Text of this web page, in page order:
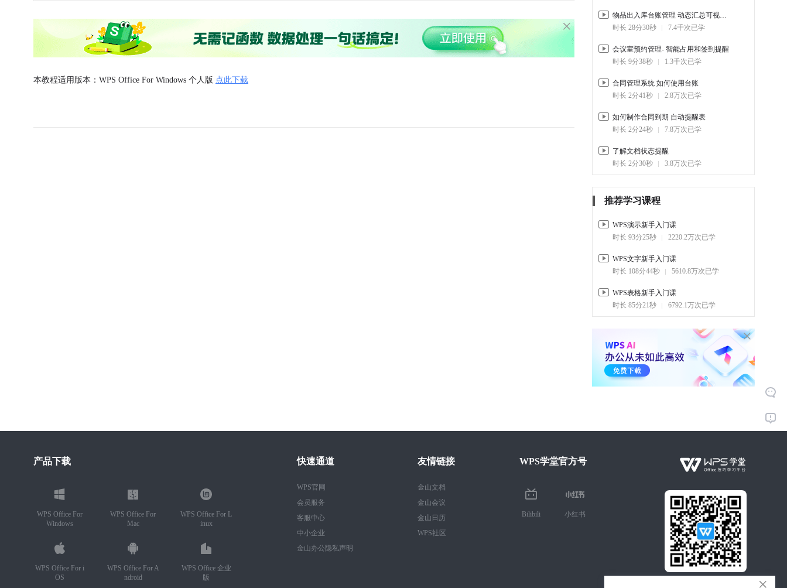
本教程适用版本：WPS Office For Windows 个人版 点此下载
物品出入库台账管理 动态汇总可视化统计
时长 28分30秒
7.4千次已学
会议室预约管理- 智能占用和签到提醒
时长 9分38秒
1.3千次已学
合同管理系统 如何使用台账
时长 2分41秒
2.8万次已学
如何制作合同到期 自动提醒表
时长 2分24秒
7.8万次已学
了解文档状态提醒
时长 2分30秒
3.8万次已学
推荐学习课程
WPS演示新手入门课
时长 93分25秒
2220.2万次已学
WPS文字新手入门课
时长 108分44秒
5610.8万次已学
WPS表格新手入门课
时长 85分21秒
6792.1万次已学
产品下载
WPS Office For
Windows
WPS Office For
Mac
WPS Office For L
inux
WPS Office For i
OS
WPS Office For A
ndroid
WPS Office 企业
版
快速通道
WPS官网
会员服务
客服中心
中小企业
金山办公隐私声明
友情链接
金山文档
金山会议
金山日历
WPS社区
WPS学堂官方号
Bilibili 小红书